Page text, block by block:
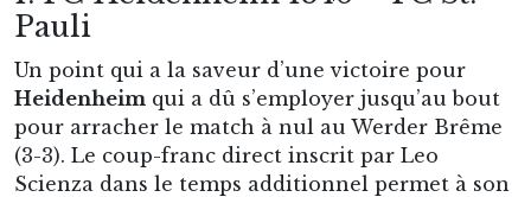
Pauli
Un point qui a la saveur d’une victoire pour
Heidenheim qui a dû s’employer jusqu’au bout
pour arracher le match à nul au Werder Brême
(3-3). Le coup-franc direct inscrit par Leo
Scienza dans le temps additionnel permet à son